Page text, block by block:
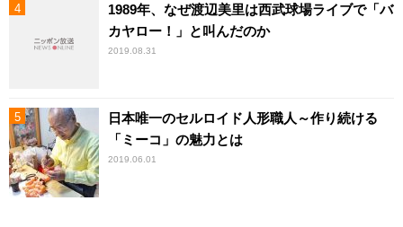
1989年、なぜ渡辺美里は西武球場ライブで「バ
カヤロー！」と叫んだのか
2019.08.31
日本唯一のセルロイド人形職人～作り続ける
「ミーコ」の魅力とは
2019.06.01